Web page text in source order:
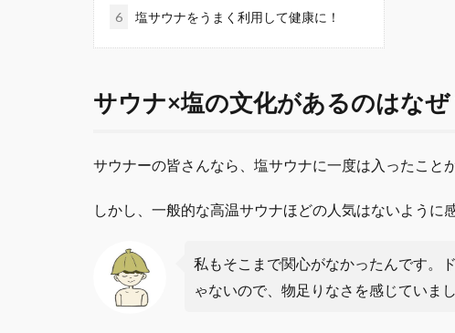
6 塩サウナをうまく利用して健康に！
サウナ×塩の文化があるのはなぜ
サウナーの皆さんなら、塩サウナに一度は入ったこと
しかし、一般的な高温サウナほどの人気はないように
私もそこまで関心がなかったんです。
ゃないので、物足りなさを感じていまし